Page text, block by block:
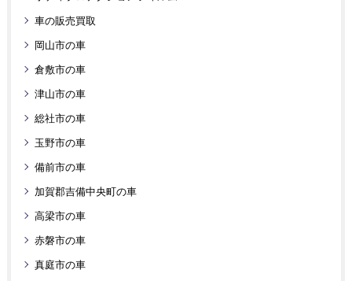
車の販売買取
岡山市の車
倉敷市の車
津山市の車
総社市の車
玉野市の車
備前市の車
加賀郡吉備中央町の車
高梁市の車
赤磐市の車
真庭市の車